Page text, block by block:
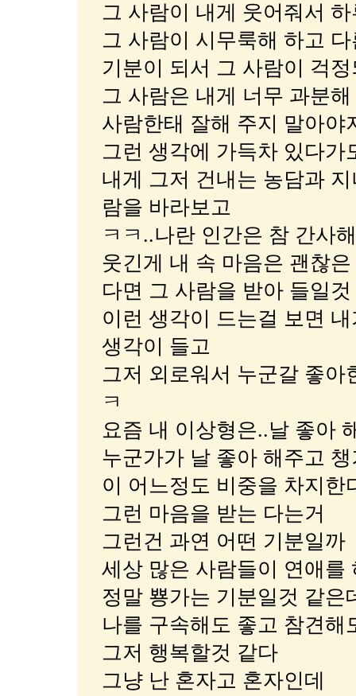
그 사람이 내게 웃어줘서
그 사람이 시무룩해 하고
기분이 되서 그 사람이 걱
그 사람은 내게 너무 과분
사람한태 잘해 주지 말아야
그런 생각에 가득차 있다가
내게 그저 건내는 농담과
람을 바라보고
ㅋㅋ..나란 인간은 참 간사해
웃긴게 내 속 마음은 괜찮
다면 그 사람을 받아 들일
이런 생각이 드는걸 보면
생각이 들고
그저 외로워서 누군갈 좋아
ㅋ
요즘 내 이상형은..날 좋아
누군가가 날 좋아 해주고
이 어느정도 비중을 차지한
그런 마음을 받는 다는거
그런건 과연 어떤 기분일까
세상 많은 사람들이 연애를
정말 뿅가는 기분일것 같은
나를 구속해도 좋고 참견해
그저 행복할것 같다
그냥 난 혼자고 혼자인데